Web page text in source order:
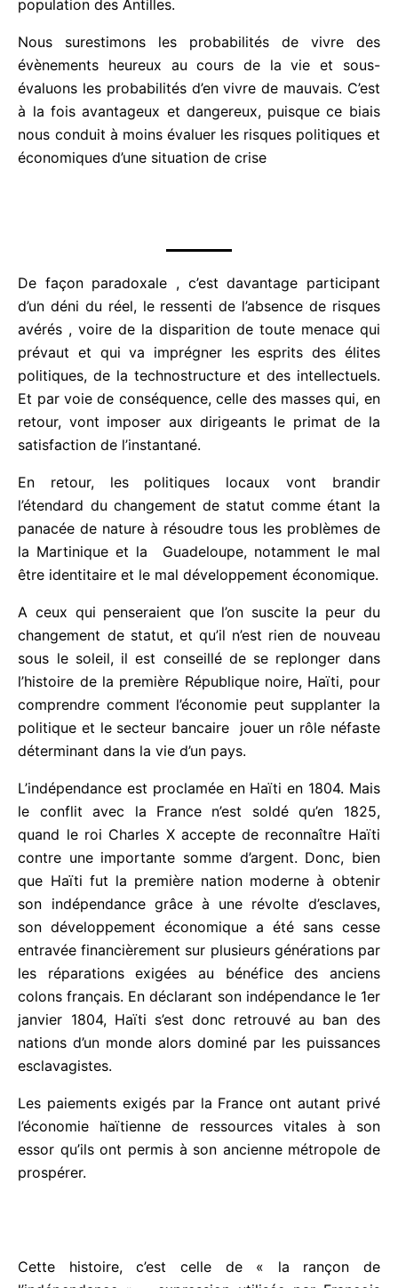
publics nationaux et locaux l’explicitent à la
population des Antilles.
Nous surestimons les probabilités de vivre des
évènements heureux au cours de la vie et sous-
évaluons les probabilités d’en vivre de mauvais.
C’est à la fois avantageux et dangereux, puisque ce
biais nous conduit à moins évaluer les risques
De façon paradoxale , c’est davantage participant
d’un déni du réel, le ressenti de l’absence de risques
avérés , voire de la disparition de toute menace qui
prévaut et qui va imprégner les esprits des élites
politiques, de la technostructure et des
intellectuels. Et par voie de conséquence, celle des
masses qui, en retour, vont imposer aux dirigeants
le primat de la satisfaction de l’instantané.
En retour, les politiques locaux vont brandir
l’étendard du changement de statut comme étant la
panacée de nature à résoudre tous les problèmes
de la Martinique et la Guadeloupe, notamment le
mal être identitaire et le mal développement
économique.
A ceux qui penseraient que l’on suscite la peur du
changement de statut, et qu’il n’est rien de nouveau
sous le soleil, il est conseillé de se replonger dans
l’histoire de la première République noire, Haïti,
pour comprendre comment l’économie peut
supplanter la politique et le secteur bancaire jouer
un rôle néfaste déterminant dans la vie d’un pays.
L’indépendance est proclamée en Haïti en 1804.
Mais le conflit avec la France n’est soldé qu’en
1825, quand le roi Charles X accepte de
reconnaître Haïti contre une importante somme
d’argent. Donc, bien que Haïti fut la première
nation moderne à obtenir son indépendance grâce
à une révolte d’esclaves, son développement
économique a été sans cesse entravée
financièrement sur plusieurs générations par les
réparations exigées au bénéfice des anciens colons
français. En déclarant son indépendance le 1er
janvier 1804, Haïti s’est donc retrouvé au ban des
nations d’un monde alors dominé par les
puissances esclavagistes.
Les paiements exigés par la France ont autant